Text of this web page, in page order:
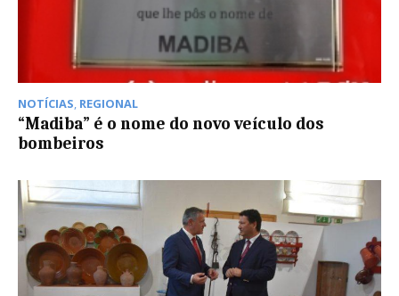
NOTÍCIAS, REGIONAL
“Madiba” é o nome do novo veículo dos
bombeiros